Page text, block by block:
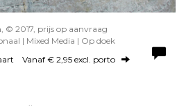
© 2017, prijs op aanvraag
| Mixed Media | Op doek
Vanaf € 2,95 excl. porto
..